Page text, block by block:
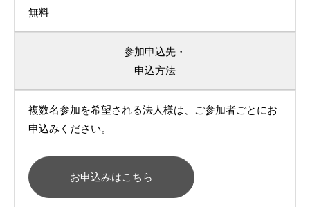
無料
参加申込先・
申込方法
複数名参加を希望される法人様は、ご参加者ごとにお
申込みください。
お申込みはこちら